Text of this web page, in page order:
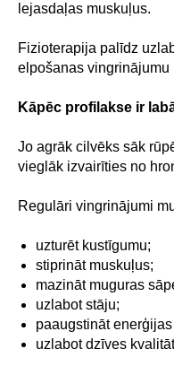
lejasdaļas muskuļus.
Fizioterapija palīdz
elpošanas vingrinājumu
Kāpēc profilakse ir
Jo agrāk cilvēks sāk
vieglāk izvairīties no
Regulāri vingrinājumi
uzturēt kustīgumu;
stiprināt muskuļus;
mazināt muguras
uzlabot stāju;
paaugstināt
uzlabot dzīves
Jūsu vārds*
Jūsu tālruņa numurs*
NOSŪTĪT